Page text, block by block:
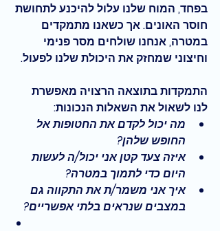
בפחד, המוח שלנו עלול להיכנע לתחושת
חוסר האונים. אך כשאנו מתמקדים
במטרה, אנחנו שולחים מסר פנימי
וחיצוני שמחזק את היכולת שלנו לפעול.
התמקדות בתוצאה הרצויה מאפשרת
לנו לשאול את השאלות הנכונות:
מה יכול לקדם את החטופות אל
החופש שלהן?
איזה צעד קטן אני יכול/ה לעשות
היום כדי לתמוך במטרה?
איך אני משמר/ת את התקווה גם
במצבים שנראים בלתי אפשריים?